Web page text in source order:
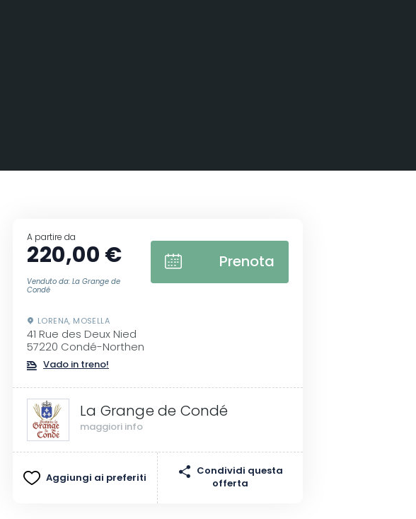
A partire da
220,00 €
Venduto da: La Grange de
Condé
Prenota
LORENA, MOSELLA
41 Rue des Deux Nied
57220 Condé-Northen
Vado in treno!
La Grange de Condé
maggiori info
Aggiungi ai preferiti
Condividi questa
offerta